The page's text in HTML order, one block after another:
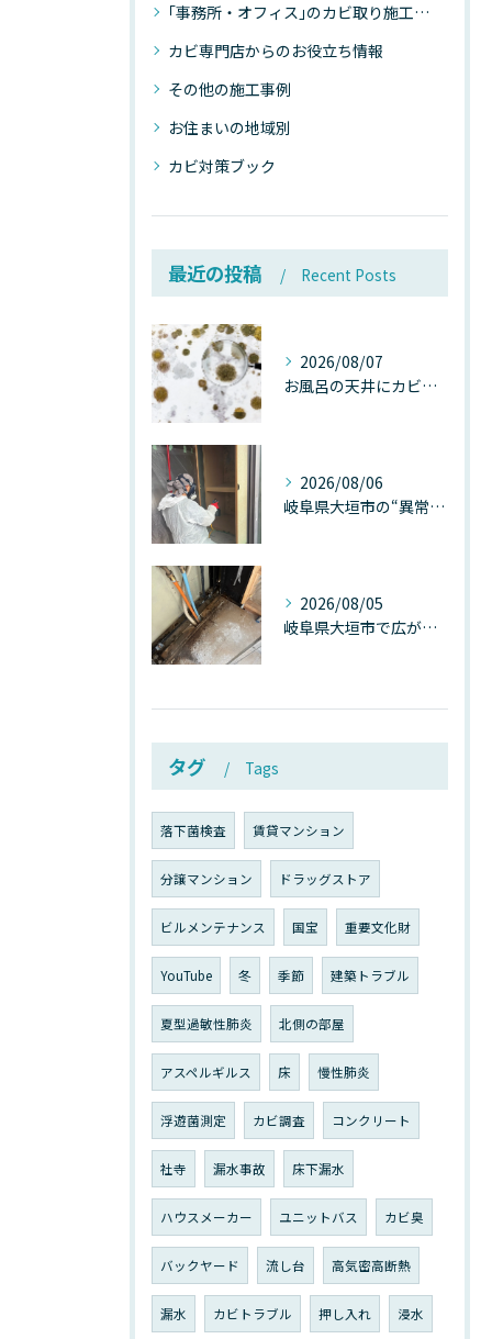
｢事務所・オフィス｣のカビ取り施工事例
カビ専門店からのお役立ち情報
その他の施工事例
お住まいの地域別
カビ対策ブック
最近の投稿 Recent Posts
2026/08/07
お風呂の天井にカビが生えたら要注意！2026年8月の猛暑・高湿度で急増する浴室カビの原因と正しい対策
2026/08/06
岐阜県大垣市の“異常に高い気温”が建物内部を腐らせる──深層カビが爆発的に増える本当の理由
2026/08/05
岐阜県大垣市で広がる“深層カビ汚染”──なぜ除カビが必要なのか、建物内部で起きている見えない危機
タグ Tags
落下菌検査 賃貸マンション
分譲マンション ドラッグストア
ビルメンテナンス 国宝 重要文化財
YouTube 冬 季節 建築トラブル
夏型過敏性肺炎 北側の部屋
アスペルギルス 床 慢性肺炎
浮遊菌測定 カビ調査 コンクリート
社寺 漏水事故 床下漏水
ハウスメーカー ユニットバス カビ臭
バックヤード 流し台 高気密高断熱
漏水 カビトラブル 押し入れ 浸水